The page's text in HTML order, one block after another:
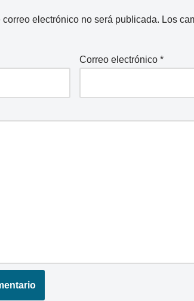
electrónico no será publicada. Los
Correo electrónico*